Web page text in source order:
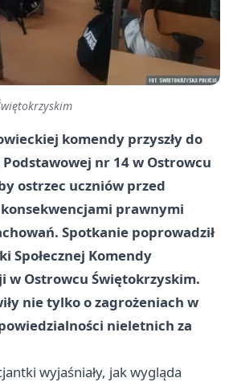
komendy przyszły do
Podstawowej nr 14 w Ostrowcu
ostrzec uczniów przed
prawnymi
Spotkanie poprowadził
Społecznej Komendy
w Ostrowcu Świętokrzyskim.
nie tylko o zagrożeniach w
nieletnich za
wyjaśniały, jak wygląda